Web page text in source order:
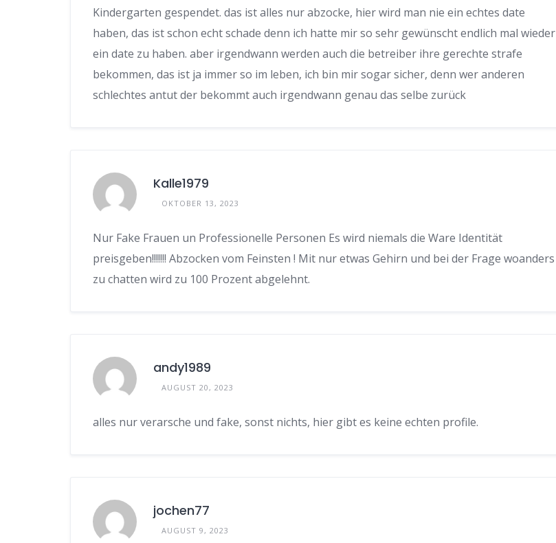
Kindergarten gespendet. das ist alles nur abzocke, hier wird man nie ein echtes date
haben, das ist schon echt schade denn ich hatte mir so sehr gewünscht endlich mal wieder
ein date zu haben. aber irgendwann werden auch die betreiber ihre gerechte strafe
bekommen, das ist ja immer so im leben, ich bin mir sogar sicher, denn wer anderen
schlechtes antut der bekommt auch irgendwann genau das selbe zurück
Kalle1979
OKTOBER 13, 2023
Nur Fake Frauen un Professionelle Personen Es wird niemals die Ware Identität
preisgeben!!!!!!! Abzocken vom Feinsten ! Mit nur etwas Gehirn und bei der Frage woanders
zu chatten wird zu 100 Prozent abgelehnt.
andy1989
AUGUST 20, 2023
alles nur verarsche und fake, sonst nichts, hier gibt es keine echten profile.
jochen77
AUGUST 9, 2023